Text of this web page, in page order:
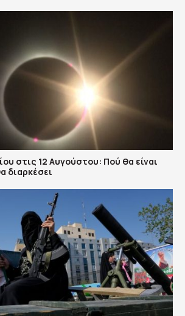
στις 12 Αυγούστου: Πού θα είναι
διαρκέσει